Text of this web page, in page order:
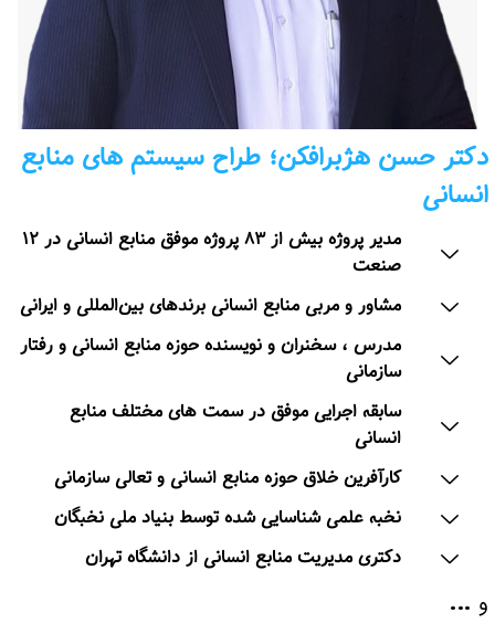
دکتر حسن هژبرافکن؛ طراح سیستم های منابع
انسانی
مدیر پروژه بیش از ۸۳ پروژه موفق منابع انسانی در ۱۲
صنعت
مشاور و مربی منابع انسانی برندهای بین‌المللی و ایرانی
مدرس ، سخنران و نویسنده حوزه منابع انسانی و رفتار
سازمانی
سابقه اجرایی موفق در سمت های مختلف منابع
انسانی
کارآفرین خلاق حوزه منابع انسانی و تعالی سازمانی
نخبه علمی شناسایی شده توسط بنیاد ملی نخبگان
دکتری مدیریت منابع انسانی از دانشگاه تهران
و …